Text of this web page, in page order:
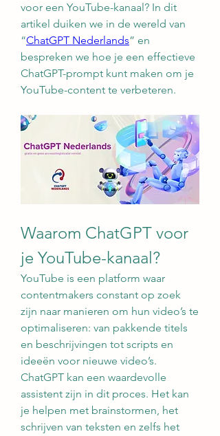
voor een YouTube-kanaal? In dit
artikel duiken we in de wereld van
“ChatGPT Nederlands” en
bespreken we hoe je een effectieve
ChatGPT-prompt kunt maken om je
YouTube-content te verbeteren.
Waarom ChatGPT voor
je YouTube-kanaal?
YouTube is een platform waar
contentmakers constant op zoek
zijn naar manieren om hun video’s te
optimaliseren: van pakkende titels
en beschrijvingen tot scripts en
ideeën voor nieuwe video’s.
ChatGPT kan een waardevolle
assistent zijn in dit proces. Het kan
je helpen met brainstormen, het
schrijven van teksten en zelfs het